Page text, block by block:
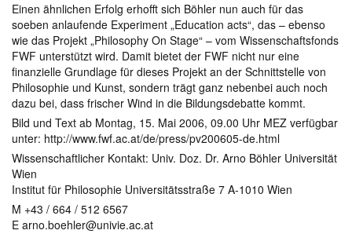
Einen ähnlichen Erfolg erhofft sich Böhler nun auch für das
soeben anlaufende Experiment „Education acts“, das – ebenso
wie das Projekt „Philosophy On Stage“ – vom Wissenschaftsfonds
FWF unterstützt wird. Damit bietet der FWF nicht nur eine
finanzielle Grundlage für dieses Projekt an der Schnittstelle von
Philosophie und Kunst, sondern trägt ganz nebenbei auch noch
dazu bei, dass frischer Wind in die Bildungsdebatte kommt.
Bild und Text ab Montag, 15. Mai 2006, 09.00 Uhr MEZ verfügbar
unter: http://www.fwf.ac.at/de/press/pv200605-de.html
Wissenschaftlicher Kontakt: Univ. Doz. Dr. Arno Böhler Universität
Wien
Institut für Philosophie Universitätsstraße 7 A-1010 Wien
M +43 / 664 / 512 6567
E arno.boehler@univie.ac.at